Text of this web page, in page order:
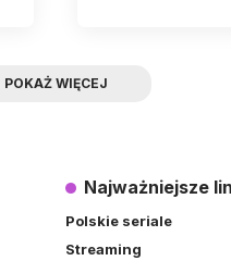
POKAŻ WIĘCEJ
Najważniejsze
Polskie seriale
Streaming